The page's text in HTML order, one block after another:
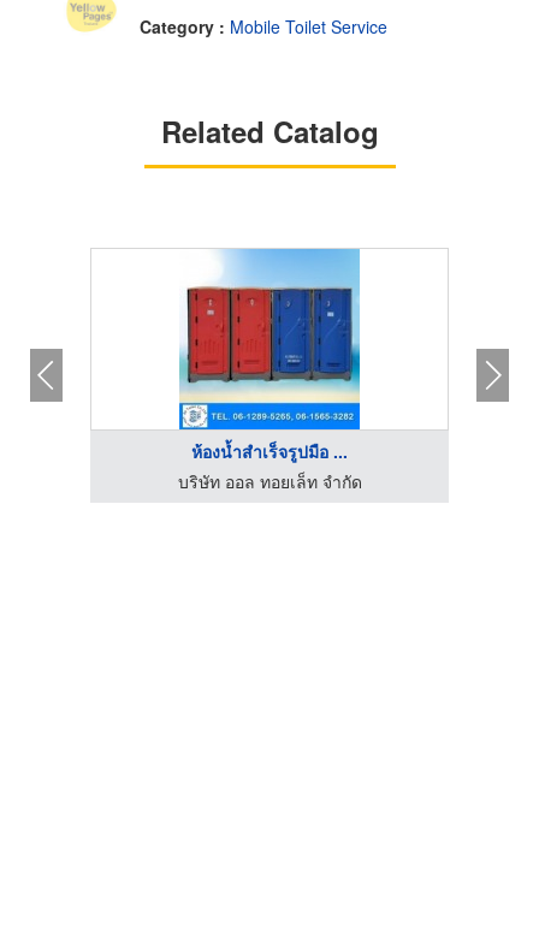
Category : Mobile Toilet Service
Related Catalog
ห้องน้ำสําเร็จรูปมือ ...
บริษัท ออล ทอยเล็ท จำกัด